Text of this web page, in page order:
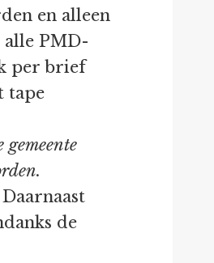
en alleen
alle PMD-
per brief
tape
gemeente
de